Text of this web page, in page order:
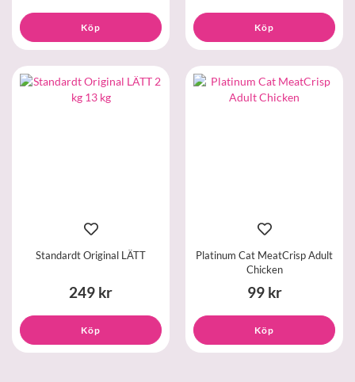
Köp Köp
Standardt Original LÄTT
249 kr
Köp
Platinum Cat MeatCrisp Adult
Chicken
99 kr
Köp